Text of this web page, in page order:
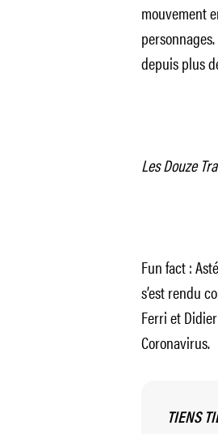
mouvement
personnages.
depuis plus
Les Douze
Fun fact :
s’est rendu
Ferri et
Coronavirus.
TIENS